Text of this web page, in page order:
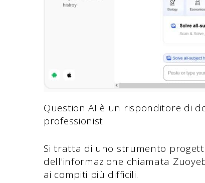
Question AI è un risponditore di
professionisti.
Si tratta di uno strumento
dell'informazione chiamata
ai compiti più difficili.